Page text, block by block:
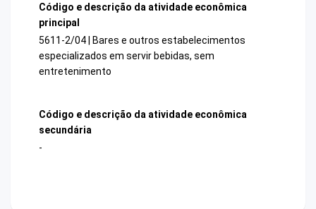
Código e descrição da atividade econômica
principal
5611-2/04 | Bares e outros estabelecimentos
especializados em servir bebidas, sem
entretenimento
Código e descrição da atividade econômica
secundária
-